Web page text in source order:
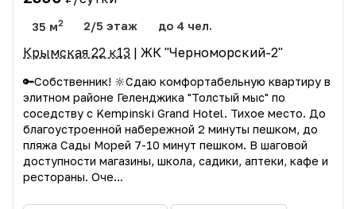
35 м2 2/5 этаж до 4 чел.
Крымская 22 к13 | ЖК "Черноморский-2"
🔑Собственник! 🔆Сдаю комфортабельную квартиру в
элитном районе Геленджика "Толстый мыс" по
соседству с Kempinski Grand Hotel. Тихое место. До
благоустроенной набережной 2 минуты пешком, до
пляжа Сады Морей 7-10 минут пешком. В шаговой
доступности магазины, школа, садики, аптеки, кафе и
рестораны. Оче...